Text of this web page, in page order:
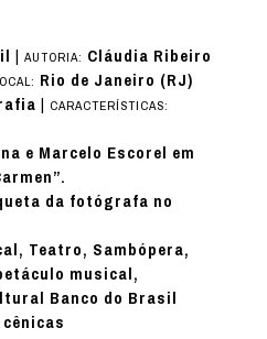
| AUTORIA: Cláudia Ribeiro
Rio de Janeiro (RJ)
| CARACTERÍSTICAS:
e Marcelo Escorel em
da fotógrafa no
Teatro, Sambópera,
musical,
Banco do Brasil